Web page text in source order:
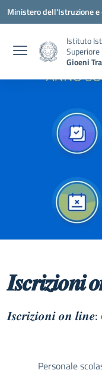
Vai ai contenuti
Vai al menu di navigazione
Vai al footer
Ministero dell'Istruzione
Istituto
Superiore
Gioeni
𝑰𝒔𝒄𝒓𝒊𝒛𝒊𝒐𝒏𝒊
𝑰𝒔𝒄𝒓𝒊𝒛𝒊𝒐𝒏𝒊 𝒐𝒏
Personale